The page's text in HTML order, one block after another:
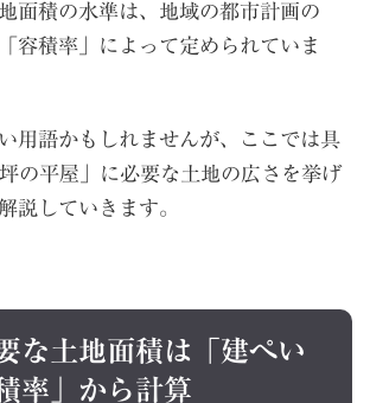
面積の水準は、地域の都市計画の
容積率」によって定められていま
用語かもしれませんが、ここでは具
の平屋」に必要な土地の広さを挙げ
説していきます。
な土地面積は「建ぺい
率」から計算